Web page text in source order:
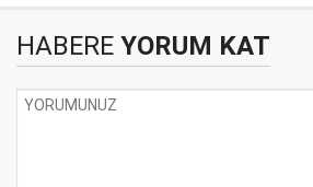
HABERE YORUM KAT